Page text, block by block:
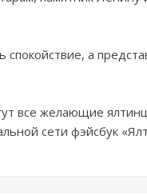
а
все желающие
сети фэйсбук